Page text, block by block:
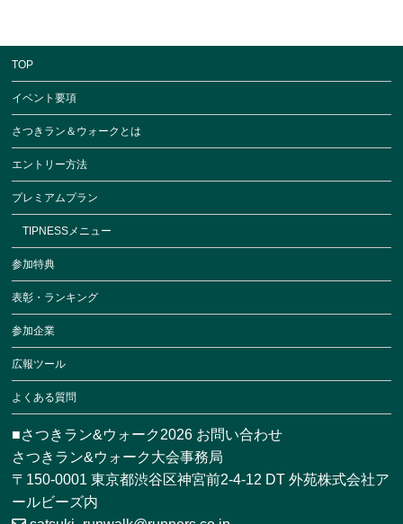
TOP
イベント要項
さつきラン＆ウォークとは
エントリー方法
プレミアムプラン
TIPNESSメニュー
参加特典
表彰・ランキング
参加企業
広報ツール
よくある質問
■さつきラン&ウォーク2026 お問い合わせ
さつきラン&ウォーク大会事務局
〒150-0001 東京都渋谷区神宮前2-4-12 DT 外苑株式会社ア
ールビーズ内